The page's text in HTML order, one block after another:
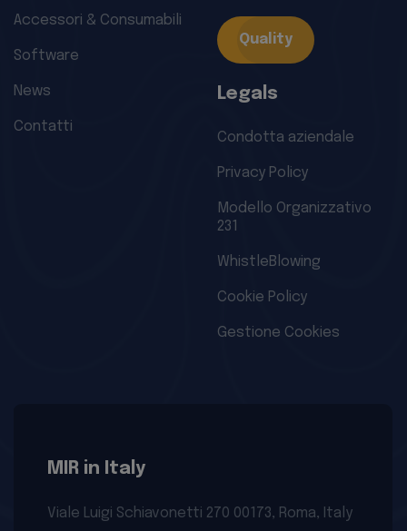
Accessori & Consumabili
Software
News
Contatti
Quality
Legals
Condotta aziendale
Privacy Policy
Modello Organizzativo
231
WhistleBlowing
Cookie Policy
Gestione Cookies
MIR in Italy
Viale Luigi Schiavonetti 270 00173, Roma, Italy